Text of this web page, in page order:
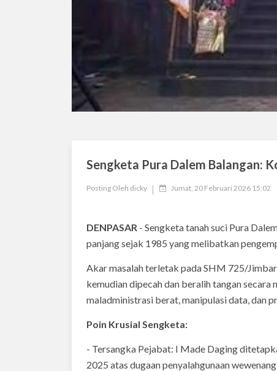
Sengketa Pura Dalem Balangan:
Posting Oleh dicky Jumat, 20 Februari 2026 15:02
DENPASAR - Sengketa tanah suci Pura
panjang sejak 1985 yang melibatkan
Akar masalah terletak pada SHM 725/
kemudian dipecah dan beralih tangan secara
maladministrasi berat, manipulasi data, dan
Poin Krusial Sengketa:
- Tersangka Pejabat: I Made Daging
2025 atas dugaan penyalahgunaan